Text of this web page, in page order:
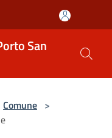
San
Comune >